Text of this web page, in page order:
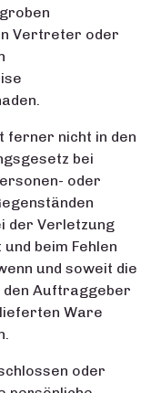
Vertreter oder
ferner nicht in den
bei
oder
der Verletzung
beim Fehlen
und soweit die
den Auftraggeber
Ware
oder